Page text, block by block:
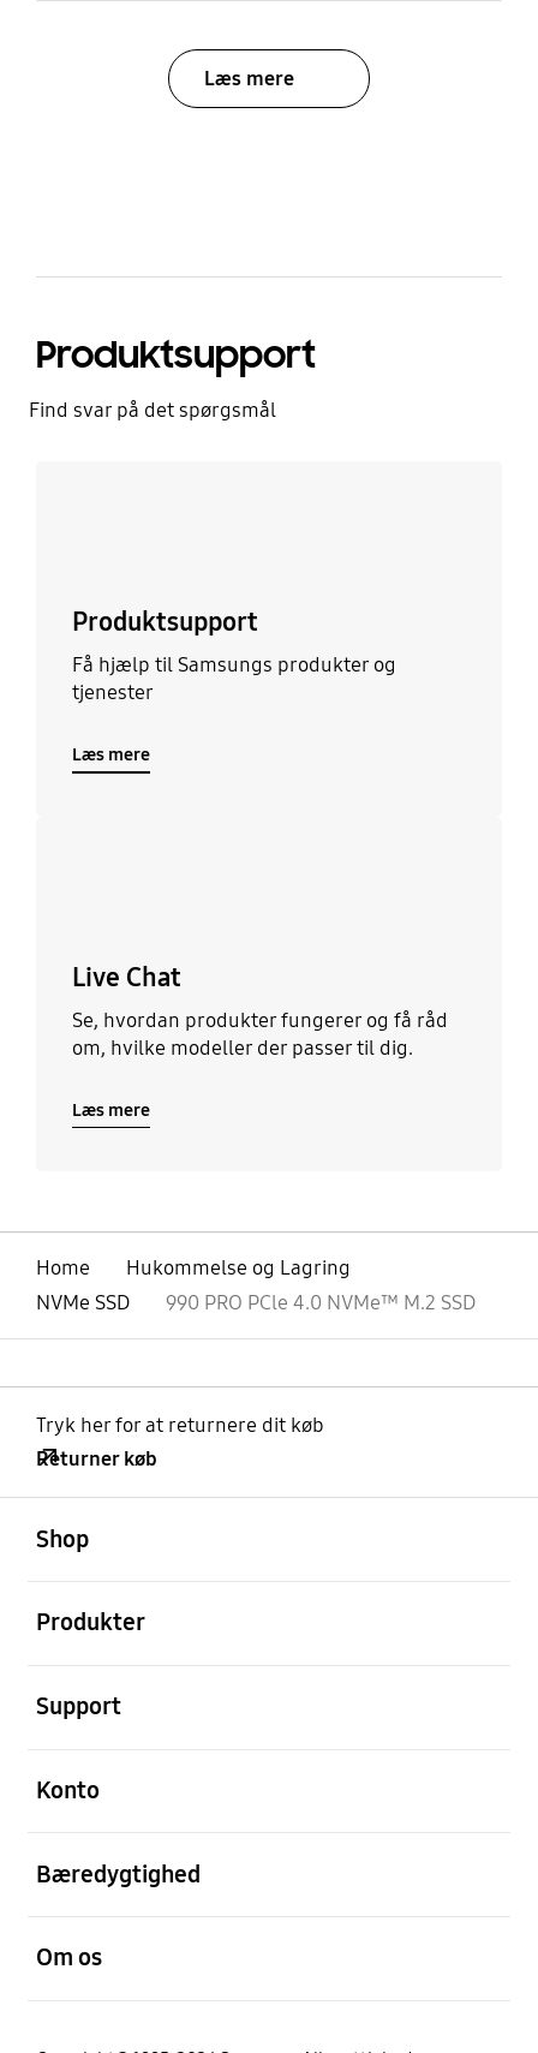
Læs mere
Produktsupport
Find svar på det spørgsmål
Produktsupport
Få hjælp til Samsungs produkter og
tjenester
Læs mere
Live Chat
Se, hvordan produkter fungerer og få råd
om, hvilke modeller der passer til dig.
Læs mere
Home
Hukommelse og Lagring
NVMe SSD
990 PRO PCle 4.0 NVMe™ M.2 SSD
Tryk her for at returnere dit køb
Returner køb
Shop
Produkter
Support
Konto
Bæredygtighed
Om os